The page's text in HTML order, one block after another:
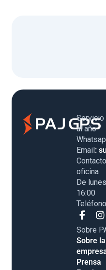
al año
Email:
oficina
De
16:00
Teléfono
Sobre
Sobre la
Prensa